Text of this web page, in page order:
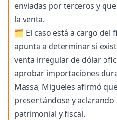
enviadas por terceros y
la venta.
🗂️ El caso está a cargo del
apunta a determinar si
venta irregular de dólar
aprobar importaciones
Massa; Migueles afirmó
presentándose y aclarando
patrimonial y fiscal.